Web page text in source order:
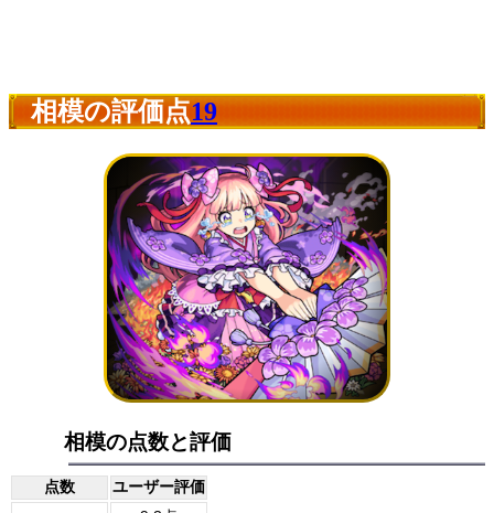
相模の評価点19
相模の点数と評価
点数 ユーザー評価